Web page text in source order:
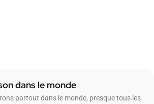
dans le monde
partout dans le monde, presque tous les